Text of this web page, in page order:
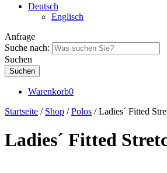
Deutsch
Englisch
Anfrage
Suche nach:
Suchen
Warenkorb0
Startseite / Shop /Polos / Ladies´ Fitted
Ladies´ Fitted